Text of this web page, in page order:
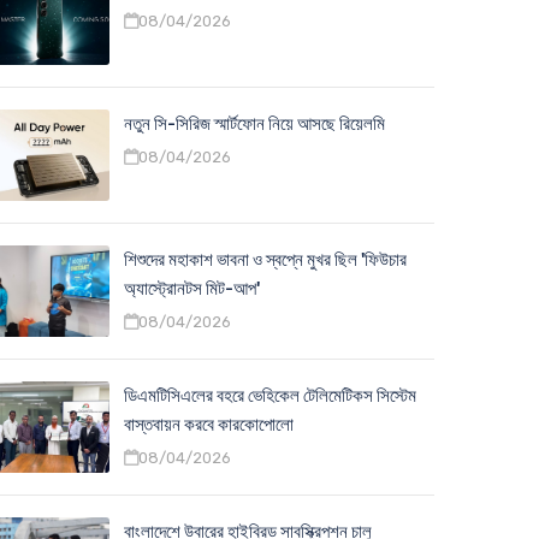
08/04/2026
নতুন সি-সিরিজ স্মার্টফোন নিয়ে আসছে রিয়েলমি
08/04/2026
শিশুদের মহাকাশ ভাবনা ও স্বপ্নে মুখর ছিল 'ফিউচার
অ্যাস্ট্রোনটস মিট-আপ'
08/04/2026
ডিএমটিসিএলের বহরে ভেহিকেল টেলিমেটিকস সিস্টেম
বাস্তবায়ন করবে কারকোপোলো
08/04/2026
বাংলাদেশে উবারের হাইব্রিড সাবস্ক্রিপশন চালু